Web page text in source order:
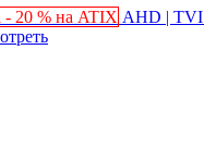
- 20 % на ATIX AHD |